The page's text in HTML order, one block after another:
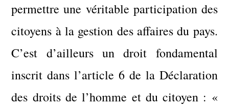
permettre une véritable participation des
citoyens à la gestion des affaires du pays.
C’est d’ailleurs un droit fondamental
inscrit dans l’article 6 de la Déclaration
des droits de l’homme et du citoyen : «